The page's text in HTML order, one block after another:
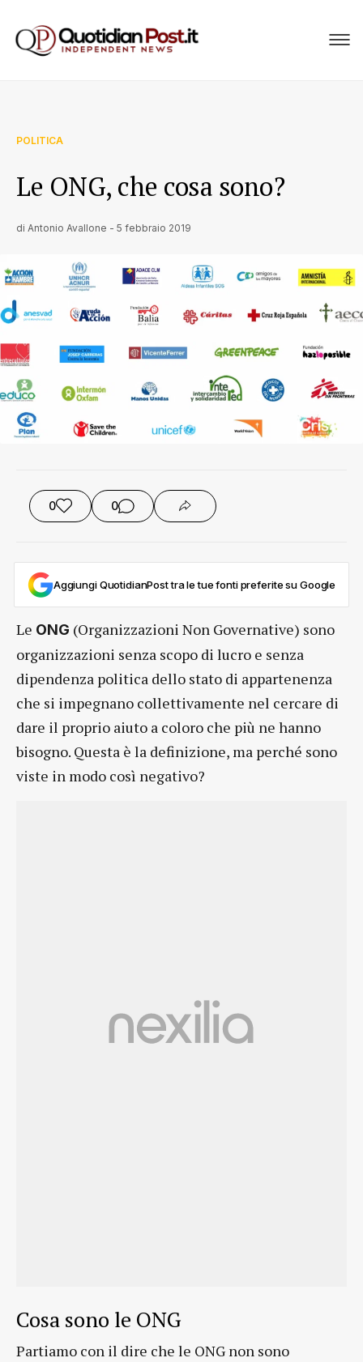
POLITICA
Le ONG, che cosa sono?
di Antonio Avallone - 5 febbraio 2019
0 0
Aggiungi QuotidianPost tra le tue fonti preferite su Google
Le ONG (Organizzazioni Non Governative) sono
organizzazioni senza scopo di lucro e senza
dipendenza politica dello stato di appartenenza
che si impegnano collettivamente nel cercare di
dare il proprio aiuto a coloro che più ne hanno
bisogno. Questa è la definizione, ma perché sono
viste in modo così negativo?
Cosa sono le ONG
Partiamo con il dire che le ONG non sono